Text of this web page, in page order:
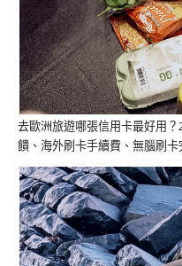
去歐洲旅遊哪張信用卡最好用
饋、海外刷卡手續費、無腦刷卡